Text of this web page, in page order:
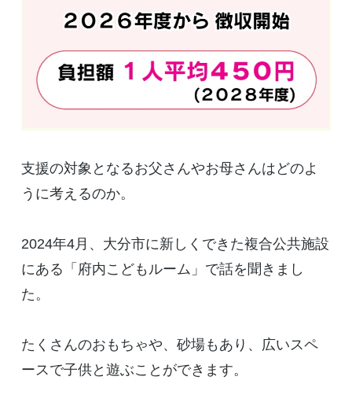
支援の対象となるお父さんやお母さんはどのよ
うに考えるのか。
2024年4月、大分市に新しくできた複合公共施設
にある「府内こどもルーム」で話を聞きまし
た。
たくさんのおもちゃや、砂場もあり、広いスペ
ースで子供と遊ぶことができます。